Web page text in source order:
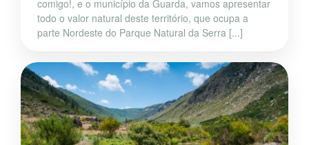
comigo!, e o município da Guarda, vamos apresentar
todo o valor natural deste território, que ocupa a
parte Nordeste do Parque Natural da Serra [...]